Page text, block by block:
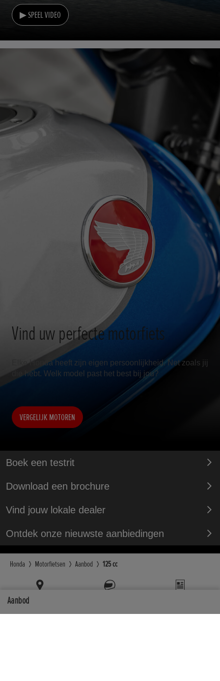
Aanbod
▶ SPEEL VIDEO
Vind uw perfecte motorfiets
Elke Honda heeft zijn eigen persoonlijkheid. Net zoals jij
die hebt. Welk model past het best bij jou?
VERGELIJK MOTOREN
Boek een testrit
Download een brochure
Vind jouw lokale dealer
Ontdek onze nieuwste aanbiedingen
Honda Motorfietsen Aanbod 125 cc